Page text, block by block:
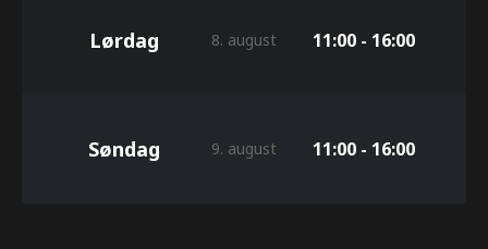
Lørdag 8. august 11:00 - 16:00
Søndag 9. august 11:00 - 16:00